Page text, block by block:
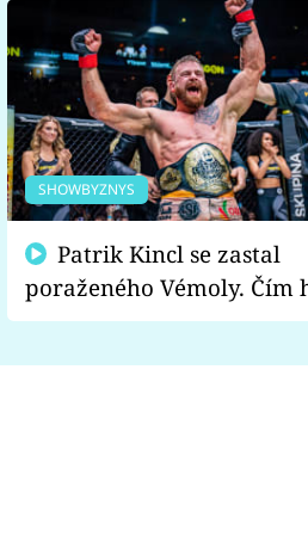
SHOWBYZNYS
poraženého Vémoly. Čím
fanoušci naštvali?